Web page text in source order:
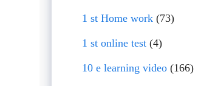
1 st Home work(73)
1 st online test(4)
10 e learning video(166)